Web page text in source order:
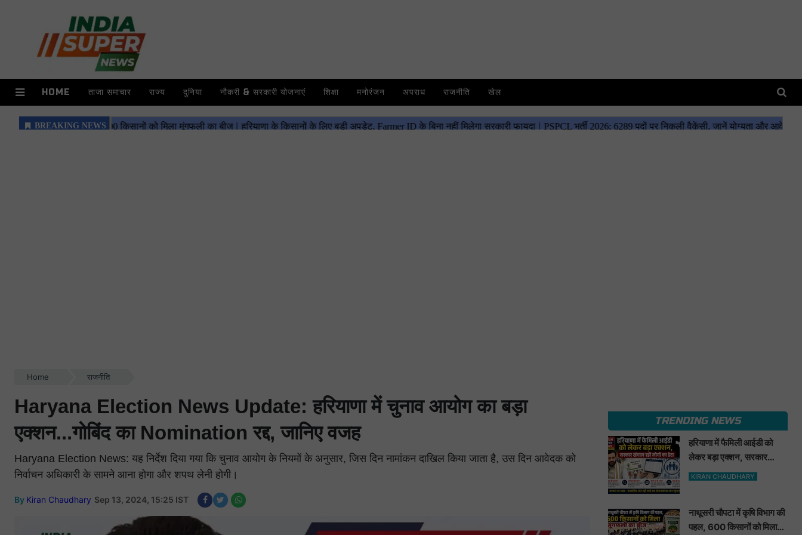
HOME ताजा समाचार राज्य दुनिया नौकरी & सरकारी योजनाएं शिक्षा मनोरंजन अपराध राजनीति खेल
Home राजनीति
Haryana Election News Update: हरियाणा में चुनाव आयोग का बड़ा
एक्शन...गोबिंद का Nomination रद्द, जानिए वजह
Haryana Election News: यह निर्देश दिया गया कि चुनाव आयोग के नियमों के अनुसार, जिस दिन नामांकन दाखिल किया जाता है, उस दिन आवेदक को
निर्वाचन अधिकारी के सामने आना होगा और शपथ लेनी होगी।
By Kiran Chaudhary Sep 13, 2024, 15:25 IST
TRENDING NEWS
हरियाणा में फैमिली आईडी को
लेकर बड़ा एक्शन, सरकार
खंगाल रही लोगों का डेटा
KIRAN CHAUDHARY
नाथूसरी चौपटा में कृषि विभाग की
पहल, 600 किसानों को मिला